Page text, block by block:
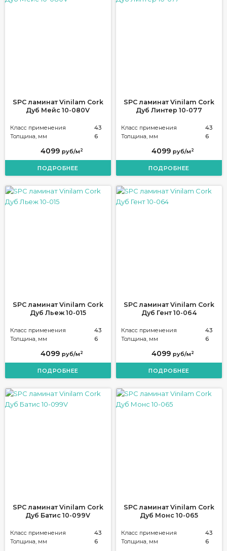
SPC ламинат Vinilam Cork
Дуб Мейс 10-080V
Класс применения
43
Толщина, мм
6
4099 руб/м 2
ПОДРОБНЕЕ
SPC ламинат Vinilam Cork
Дуб Линтер 10-077
Класс применения
43
Толщина, мм
6
4099 руб/м 2
ПОДРОБНЕЕ
SPC ламинат Vinilam Cork
Дуб Льеж 10-015
Класс применения
43
Толщина, мм
6
4099 руб/м 2
ПОДРОБНЕЕ
SPC ламинат Vinilam Cork
Дуб Гент 10-064
Класс применения
43
Толщина, мм
6
4099 руб/м 2
ПОДРОБНЕЕ
SPC ламинат Vinilam Cork
Дуб Батис 10-099V
Класс применения
43
Толщина, мм
6
SPC ламинат Vinilam Cork
Дуб Монс 10-065
Класс применения
43
Толщина, мм
6